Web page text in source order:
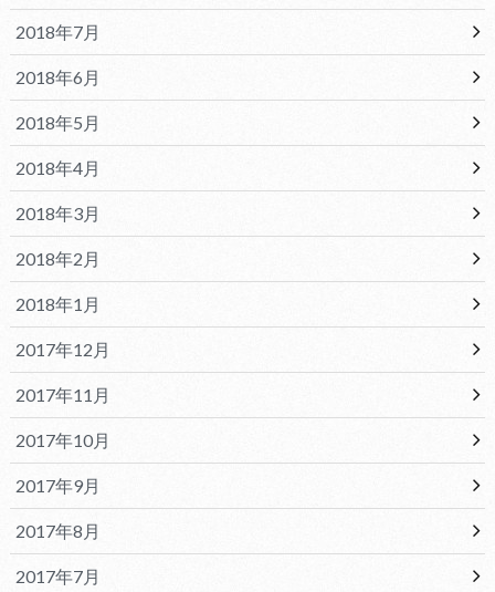
2018年7月
2018年6月
2018年5月
2018年4月
2018年3月
2018年2月
2018年1月
2017年12月
2017年11月
2017年10月
2017年9月
2017年8月
2017年7月